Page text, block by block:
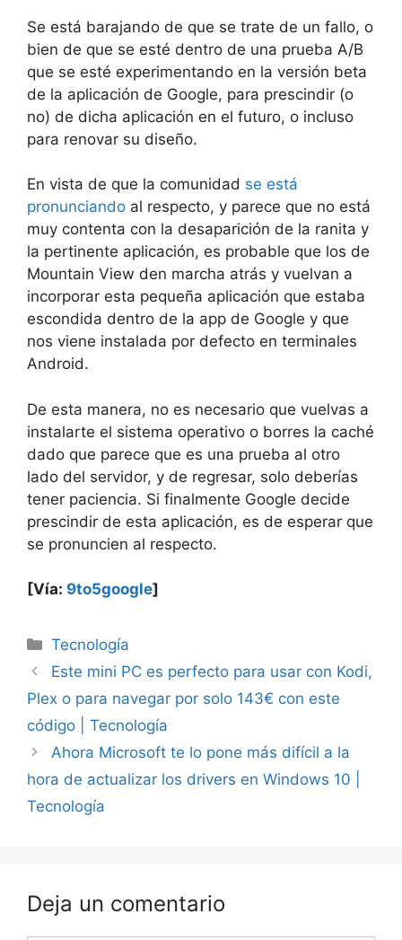
Se está barajando de que se trate de un fallo, o
bien de que se esté dentro de una prueba A/B
que se esté experimentando en la versión beta
de la aplicación de Google, para prescindir (o
no) de dicha aplicación en el futuro, o incluso
para renovar su diseño.
En vista de que la comunidad se está
pronunciando al respecto, y parece que no está
muy contenta con la desaparición de la ranita y
la pertinente aplicación, es probable que los de
Mountain View den marcha atrás y vuelvan a
incorporar esta pequeña aplicación que estaba
escondida dentro de la app de Google y que
nos viene instalada por defecto en terminales
Android.
De esta manera, no es necesario que vuelvas a
instalarte el sistema operativo o borres la caché
dado que parece que es una prueba al otro
lado del servidor, y de regresar, solo deberías
tener paciencia. Si finalmente Google decide
prescindir de esta aplicación, es de esperar que
se pronuncien al respecto.
[Vía: 9to5google]
Categorías
Tecnología
Este mini PC es perfecto para usar con Kodi,
Plex o para navegar por solo 143€ con este
código | Tecnología
Ahora Microsoft te lo pone más difícil a la
hora de actualizar los drivers en Windows 10 |
Tecnología
Deja un comentario